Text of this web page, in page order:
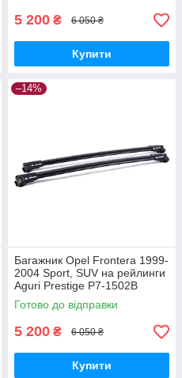
5 200 ₴ 6 050 ₴
Купити
–14%
Багажник Opel Frontera 1999-
2004 Sport, SUV на рейлинги
Aguri Prestige P7-1502B
Готово до відправки
5 200 ₴ 6 050 ₴
Купити